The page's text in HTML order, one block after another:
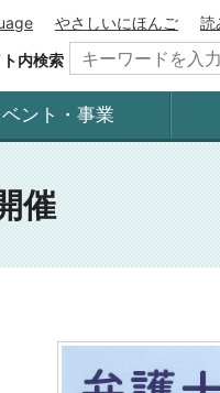
やさしいにほんご
読
内検索
ント・事業
催